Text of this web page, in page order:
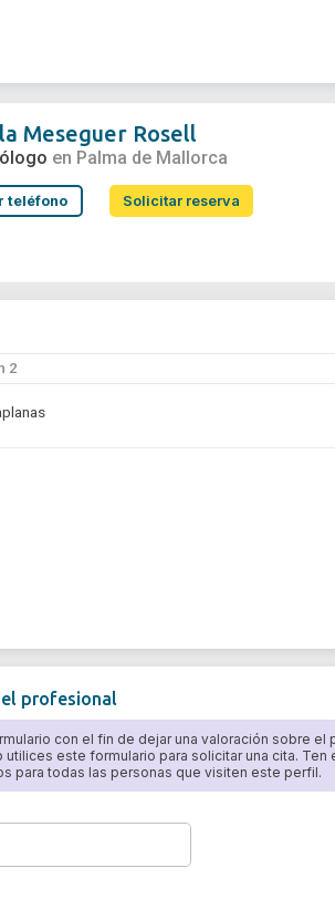
Meseguer Rosell
en Palma de Mallorca
teléfono Solicitar reserva
2
profesional
con el fin de dejar una valoración sobre el
este formulario para solicitar una cita. Ten
para todas las personas que visiten este perfil.